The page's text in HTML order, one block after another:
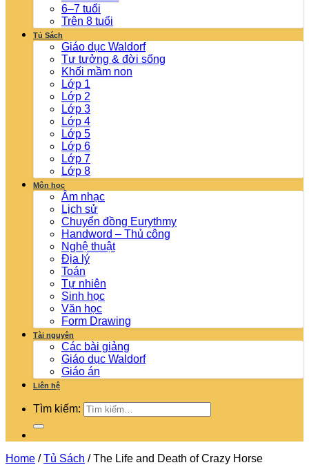
6–7 tuổi
Trên 8 tuổi
Tủ Sách
Giáo dục Waldorf
Tư tưởng & đời sống
Khối mầm non
Lớp 1
Lớp 2
Lớp 3
Lớp 4
Lớp 5
Lớp 6
Lớp 7
Lớp 8
Môn học
Âm nhạc
Lịch sử
Chuyển đồng Eurythmy
Handword – Thủ công
Nghệ thuật
Địa lý
Toán
Tự nhiên
Sinh học
Văn học
Form Drawing
Tài nguyên
Các bài giảng
Giáo dục Waldorf
Giáo án
Liên hệ
Tìm kiếm:
Home /Tủ Sách /The Life and Death of Crazy Horse